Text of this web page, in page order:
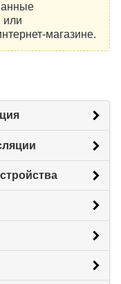
или
магазине.